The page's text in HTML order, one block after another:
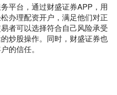
平台，通过财盛证券APP，用
办理配资开户，满足他们对正
者可以选择符合自己风险承受
炒股操作。同时，财盛证券也
的信任。